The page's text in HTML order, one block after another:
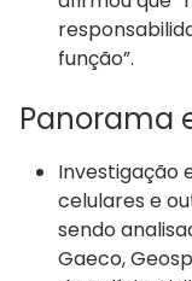
função”.
Panorama
Investigação
celulares e
sendo
Gaeco,